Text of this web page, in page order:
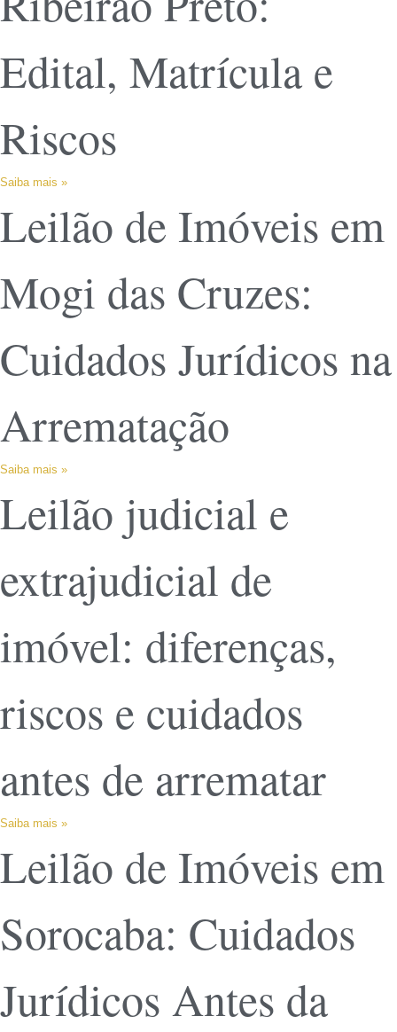
Edital, Matrícula e
Riscos
Saiba mais »
Leilão de Imóveis em
Mogi das Cruzes:
Cuidados Jurídicos na
Arrematação
Saiba mais »
Leilão judicial e
extrajudicial de
imóvel: diferenças,
riscos e cuidados
antes de arrematar
Saiba mais »
Leilão de Imóveis em
Sorocaba: Cuidados
Jurídicos Antes da